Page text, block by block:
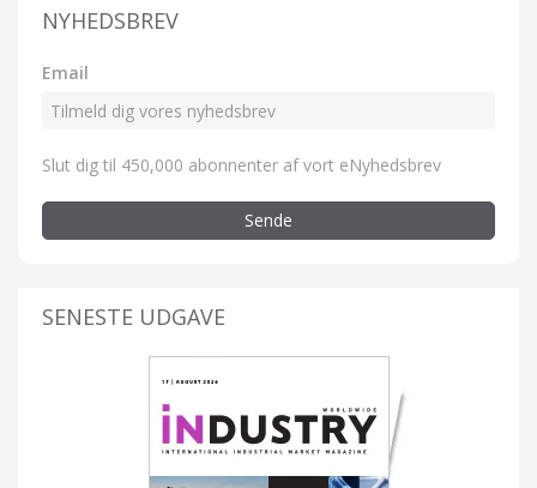
NYHEDSBREV
Email
Slut dig til 450,000 abonnenter af vort eNyhedsbrev
Sende
SENESTE UDGAVE